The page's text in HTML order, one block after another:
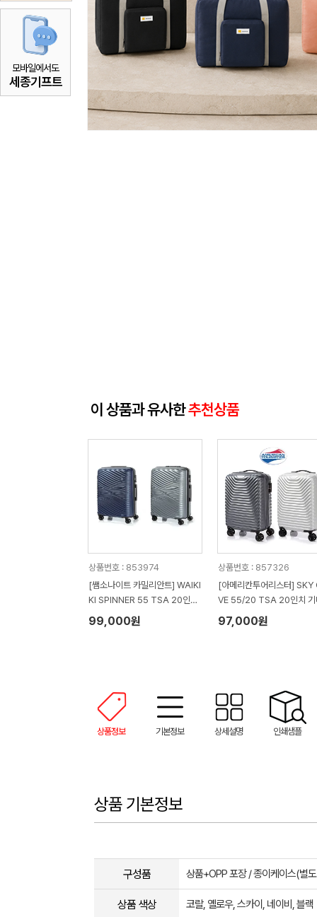
모바일에서도
세종기프트
이 상품과 유사한추천상품
상품번호 : 853974
[쌤소나이트 카밀리안트] WAIKI
KI SPINNER 55 TSA 20인치
기내용 캐리어
99,000원
상품번호 : 857326
[아메리칸투어리스터] SKY
VE 55/20 TSA 20인치 기내용
캐리어
97,000원
상품정보 기본정보 상세설명 인쇄샘플
상품 기본정보
구성품 상품+OPP 포장 / 종이케이스(별
상품 색상 코랄, 옐로우, 스카이, 네이비, 블랙